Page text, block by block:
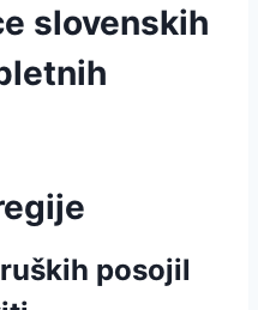
slovenskih
posojil